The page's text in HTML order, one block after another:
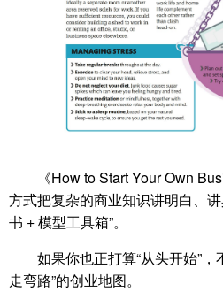
《How to Start Your Own
方式把复杂的商业知识讲明白、
书 + 模型工具箱”。
如果你也正打算“从头开始”
走弯路”的创业地图。